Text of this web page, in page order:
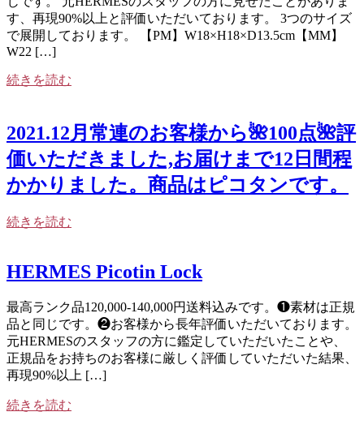
す、再現90%以上と評価いただいております。 3つのサイズ
で展開しております。 【PM】W18×H18×D13.5cm【MM】
W22 […]
続きを読む
2021.12月常連のお客様から🌺100点🌺評
価いただきました,お届けまで12日間程
かかりました。商品はピコタンです。
続きを読む
HERMES Picotin Lock
最高ランク品120,000-140,000円送料込みです。❶素材は正規
品と同じです。❷お客様から長年評価いただいております。
元HERMESのスタッフの方に鑑定していただいたことや、
正規品をお持ちのお客様に厳しく評価していただいた結果、
再現90%以上 […]
続きを読む